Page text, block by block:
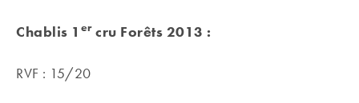
Chablis 1 ercru Forêts 2013 :
RVF : 15/20